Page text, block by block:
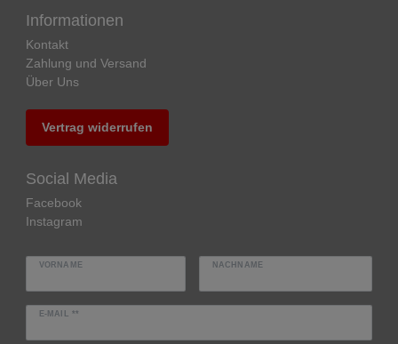
Informationen
Kontakt
Zahlung und Versand
Über Uns
Vertrag widerrufen
Social Media
Facebook
Instagram
VORNAME NACHNAME
E-MAIL **